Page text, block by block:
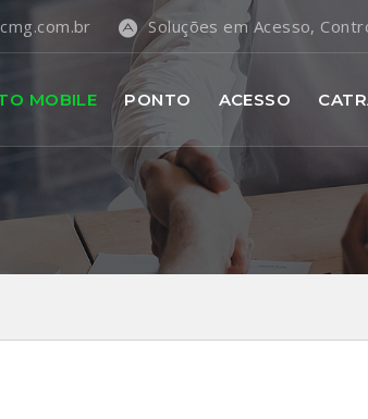
Soluções em Acesso,
MOBILE PONTO ACESSO